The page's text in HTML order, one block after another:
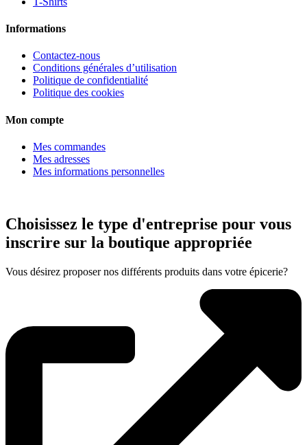
Informations
Contactez-nous
Conditions générales d’utilisation
Politique de confidentialité
Politique des cookies
Mon compte
Mes commandes
Mes adresses
Mes informations personnelles
Choisissez le type d'entreprise pour vous
inscrire sur la boutique appropriée
Vous désirez proposer nos différents produits dans votre épicerie?